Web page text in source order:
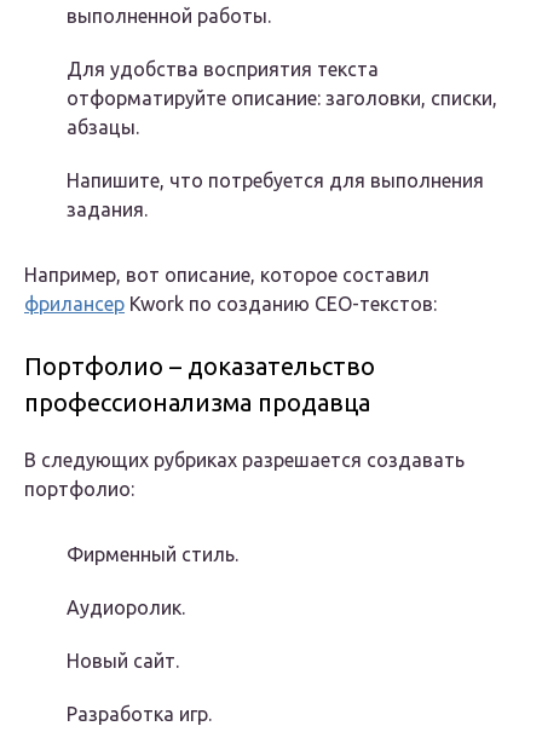
выполненной работы.
Для удобства восприятия текста
отформатируйте описание: заголовки, списки,
абзацы.
Напишите, что потребуется для выполнения
задания.
Например, вот описание, которое составил
фрилансер Kwork по созданию СЕО-текстов:
Портфолио – доказательство
профессионализма продавца
В следующих рубриках разрешается создавать
портфолио:
Фирменный стиль.
Аудиоролик.
Новый сайт.
Разработка игр.